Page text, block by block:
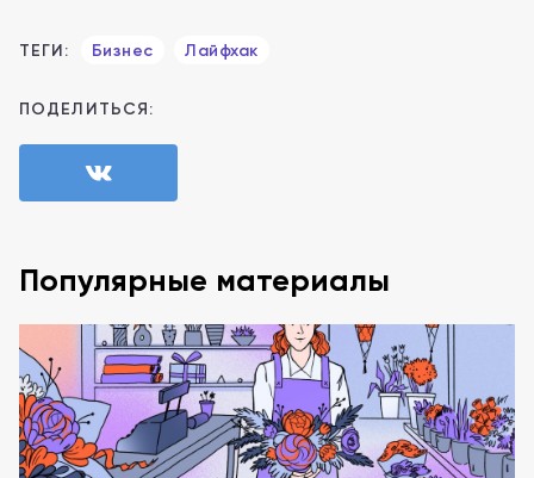
ТЕГИ: Бизнес Лайфхак
ПОДЕЛИТЬСЯ:
Популярные материалы